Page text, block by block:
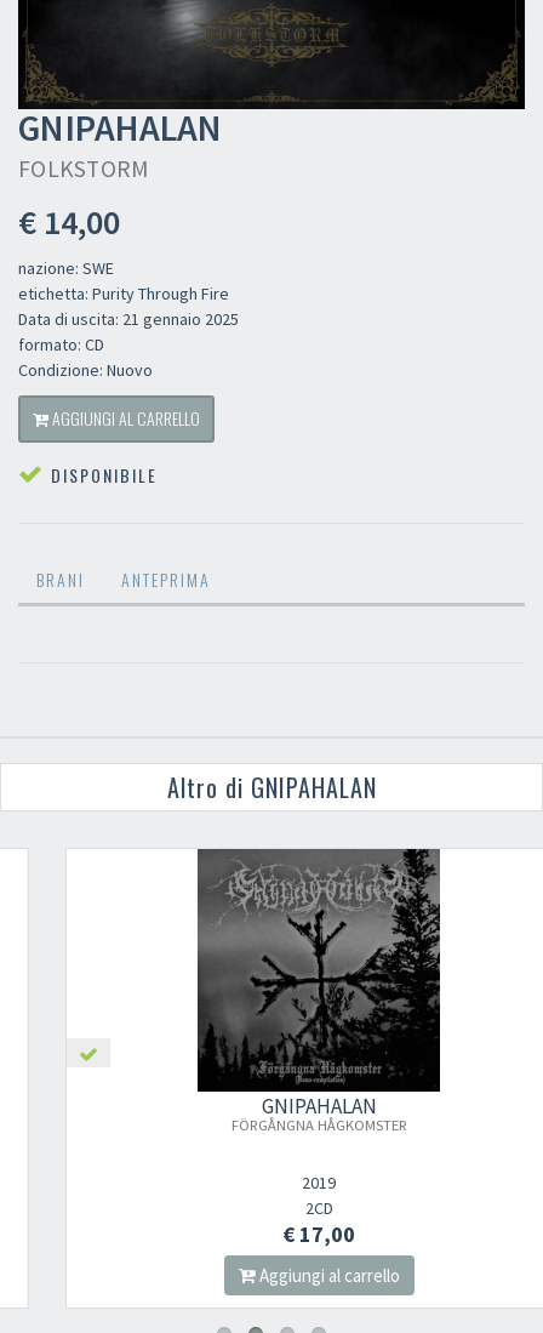
GNIPAHALAN
FOLKSTORM
€ 14,00
nazione: SWE
etichetta: Purity Through Fire
Data di uscita: 21 gennaio 2025
formato: CD
Condizione: Nuovo
AGGIUNGI AL CARRELLO
DISPONIBILE
BRANI ANTEPRIMA
Altro di GNIPAHALAN
GNIPAHALAN
FÖRGÅNGNA HÅGKOMSTER
€ 17,00
Aggiungi al carrello